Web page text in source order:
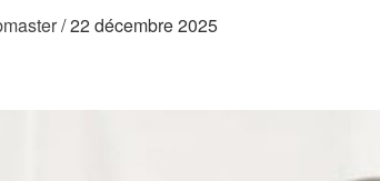
/22 décembre 2025